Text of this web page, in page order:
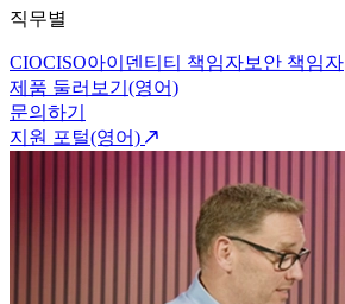
직무별
CIOCISO아이덴티티 책임자보안 책임자
제품 둘러보기(영어)
문의하기
지원 포털(영어)